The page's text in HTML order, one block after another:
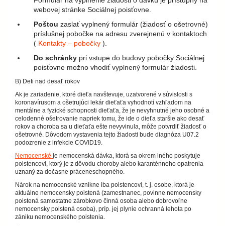
webovej stránke Sociálnej poisťovne.
Poštou zaslať vyplnený formulár (žiadosť o ošetrovné)
príslušnej pobočke na adresu zverejnenú v kontaktoch
( Kontakty – pobočky ).
Do schránky pri vstupe do budovy pobočky Sociálnej
poisťovne možno vhodiť vyplnený formulár žiadosti.
B) Deti nad desať rokov
Ak je zariadenie, ktoré dieťa navštevuje, uzatvorené v súvislosti s
koronavírusom a ošetrujúci lekár dieťaťa vyhodnotí vzhľadom na
mentálne a fyzické schopnosti dieťaťa, že je nevyhnutné jeho osobné a
celodenné ošetrovanie napriek tomu, že ide o dieťa staršie ako desať
rokov a choroba sa u dieťaťa ešte nevyvinula, môže potvrdiť žiadosť o
ošetrovné. Dôvodom vystavenia tejto žiadosti bude diagnóza U07.2
podozrenie z infekcie COVID19.
Nemocenské je nemocenská dávka, ktorá sa okrem iného poskytuje
poistencovi, ktorý je z dôvodu choroby alebo karanténneho opatrenia
uznaný za dočasne práceneschopného.
Nárok na nemocenské vznikne iba poistencovi, t. j. osobe, ktorá je
aktuálne nemocensky poistená (zamestnanec, povinne nemocensky
poistená samostatne zárobkovo činná osoba alebo dobrovoľne
nemocensky poistená osoba), príp. jej plynie ochranná lehota po
zániku nemocenského poistenia.